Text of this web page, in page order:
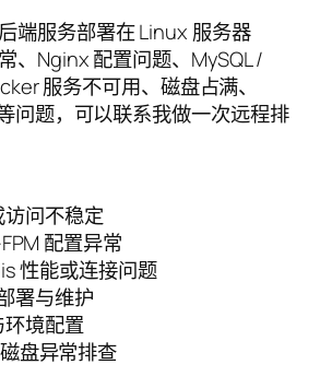
端服务部署在 Linux 服务器
、Nginx 配置问题、MySQL /
服务不可用、磁盘占满、
问题，可以联系我做一次远程排
问不稳定
配置异常
性能或连接问题
署与维护
境配置
盘异常排查